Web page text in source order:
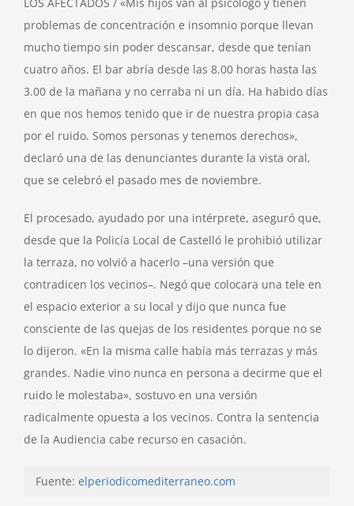
problemas de concentración e insomnio porque llevan
mucho tiempo sin poder descansar, desde que tenían
cuatro años. El bar abría desde las 8.00 horas hasta las
3.00 de la mañana y no cerraba ni un día. Ha habido días
en que nos hemos tenido que ir de nuestra propia casa
por el ruido. Somos personas y tenemos derechos»,
declaró una de las denunciantes durante la vista oral,
que se celebró el pasado mes de noviembre.
El procesado, ayudado por una intérprete, aseguró que,
desde que la Policía Local de Castelló le prohibió utilizar
la terraza, no volvió a hacerlo –una versión que
contradicen los vecinos–. Negó que colocara una tele en
el espacio exterior a su local y dijo que nunca fue
consciente de las quejas de los residentes porque no se
lo dijeron. «En la misma calle había más terrazas y más
grandes. Nadie vino nunca en persona a decirme que el
ruido le molestaba», sostuvo en una versión
radicalmente opuesta a los vecinos. Contra la sentencia
de la Audiencia cabe recurso en casación.
Fuente: elperiodicomediterraneo.com